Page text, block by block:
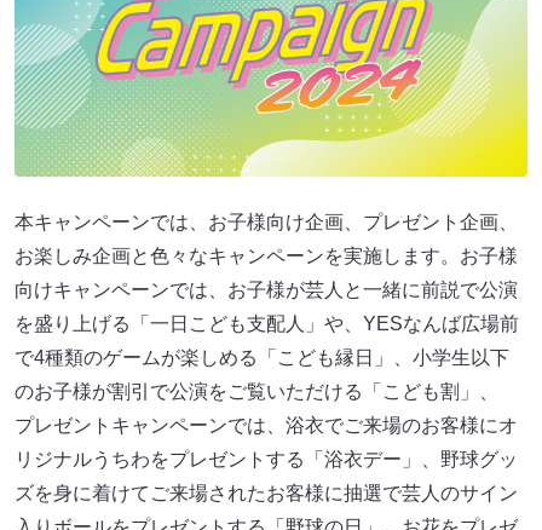
本キャンペーンでは、お子様向け企画、プレゼント企画、
お楽しみ企画と色々なキャンペーンを実施します。お子様
向けキャンペーンでは、お子様が芸人と一緒に前説で公演
を盛り上げる「一日こども支配人」や、YESなんば広場前
で4種類のゲームが楽しめる「こども縁日」、小学生以下
のお子様が割引で公演をご覧いただける「こども割」、
プレゼントキャンペーンでは、浴衣でご来場のお客様にオ
リジナルうちわをプレゼントする「浴衣デー」、野球グッ
ズを身に着けてご来場されたお客様に抽選で芸人のサイン